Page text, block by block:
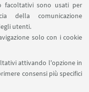
facoltativi sono usati per
della comunicazione
utenti.
solo con i cookie
attivando l'opzione in
consensi più specifici
SU: